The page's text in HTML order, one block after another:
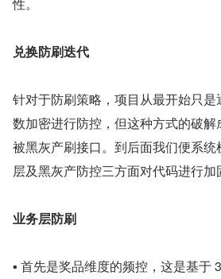
兑换防刷迭代
针对于防刷策略，项目从最开始只
数加密进行防控，但这种方式的破
被黑灰产刷接口。到后面我们便系
层及黑灰产防控三方面对代码进行加
业务层防刷
▪ 首先是奖品维度的频控，这是基于